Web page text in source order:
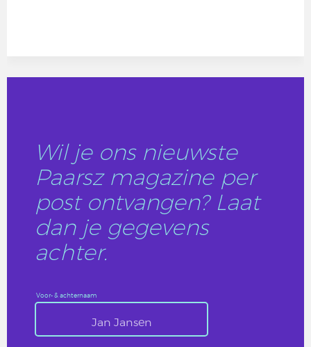
Wil je ons nieuwste
Paarsz magazine per
post ontvangen? Laat
dan je gegevens
achter.
Voor- & achternaam